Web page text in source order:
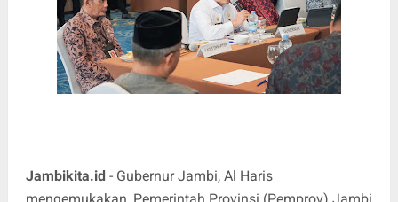
Jambikita.id- Gubernur Jambi, Al Haris